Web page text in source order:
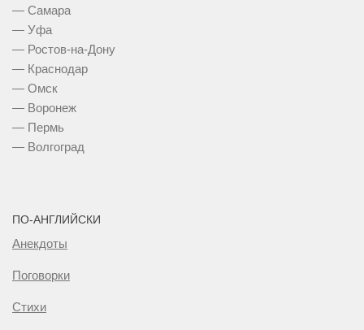
— Самара
— Уфа
— Ростов-на-Дону
— Краснодар
— Омск
— Воронеж
— Пермь
— Волгоград
ПО-АНГЛИЙСКИ
Анекдоты
Поговорки
Стихи